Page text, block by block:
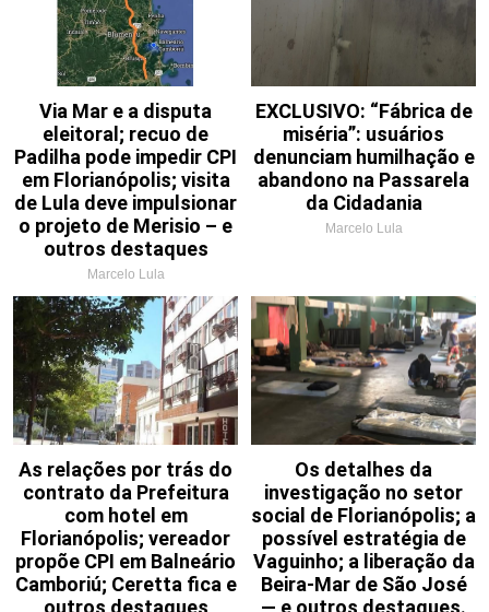
Via Mar e a disputa
eleitoral; recuo de
Padilha pode impedir CPI
em Florianópolis; visita
de Lula deve impulsionar
o projeto de Merisio – e
outros destaques
Marcelo Lula
EXCLUSIVO: “Fábrica de
miséria”: usuários
denunciam humilhação e
abandono na Passarela
da Cidadania
Marcelo Lula
As relações por trás do
contrato da Prefeitura
com hotel em
Florianópolis; vereador
propõe CPI em Balneário
Camboriú; Ceretta fica e
outros destaques
Os detalhes da
investigação no setor
social de Florianópolis; a
possível estratégia de
Vaguinho; a liberação da
Beira-Mar de São José
— e outros destaques.